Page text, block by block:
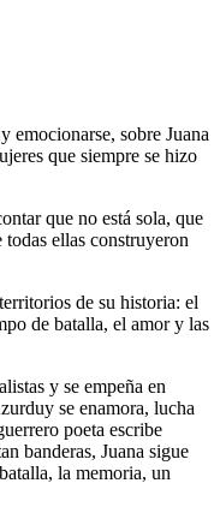
emocionarse, sobre Juana
que siempre se hizo
que no está sola, que
ellas construyeron
de su historia: el
de batalla, el amor y las
y se empeña en
se enamora, lucha
poeta escribe
banderas, Juana sigue
la memoria, un